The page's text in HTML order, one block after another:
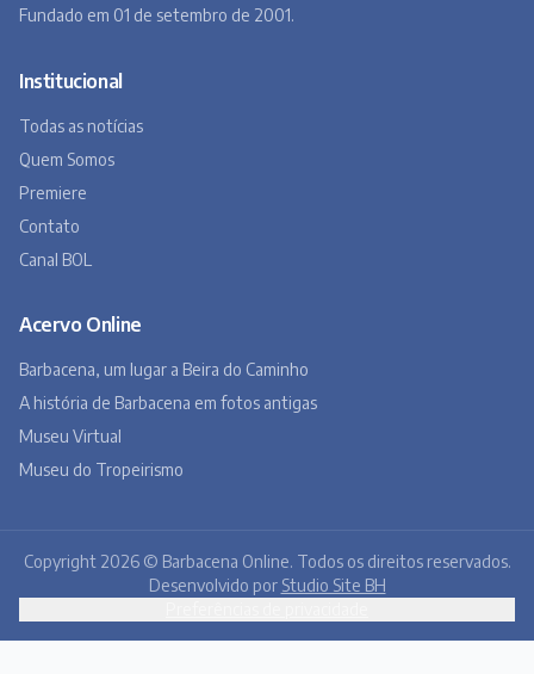
Fundado em 01 de setembro de 2001.
Institucional
Todas as notícias
Quem Somos
Premiere
Contato
Canal BOL
Acervo Online
Barbacena, um lugar a Beira do Caminho
A história de Barbacena em fotos antigas
Museu Virtual
Museu do Tropeirismo
Copyright 2026 © Barbacena Online. Todos os direitos reservados.
Desenvolvido por Studio Site BH